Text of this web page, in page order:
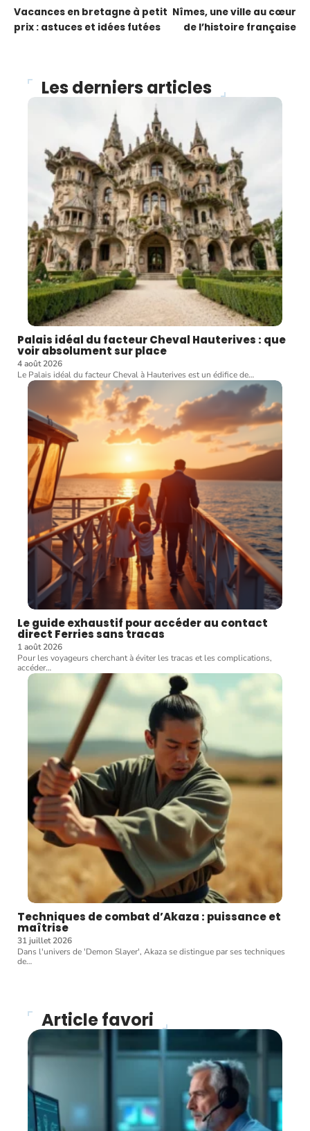
Vacances en bretagne à petit
prix : astuces et idées futées
Nîmes, une ville au cœur
de l’histoire française
Les derniers articles
Palais idéal du facteur Cheval Hauterives : que
voir absolument sur place
4 août 2026
Le Palais idéal du facteur Cheval à Hauterives est un édifice de…
Le guide exhaustif pour accéder au contact
direct Ferries sans tracas
1 août 2026
Pour les voyageurs cherchant à éviter les tracas et les complications,
accéder…
Techniques de combat d’Akaza : puissance et
maîtrise
31 juillet 2026
Dans l'univers de 'Demon Slayer', Akaza se distingue par ses techniques
de…
Article favori